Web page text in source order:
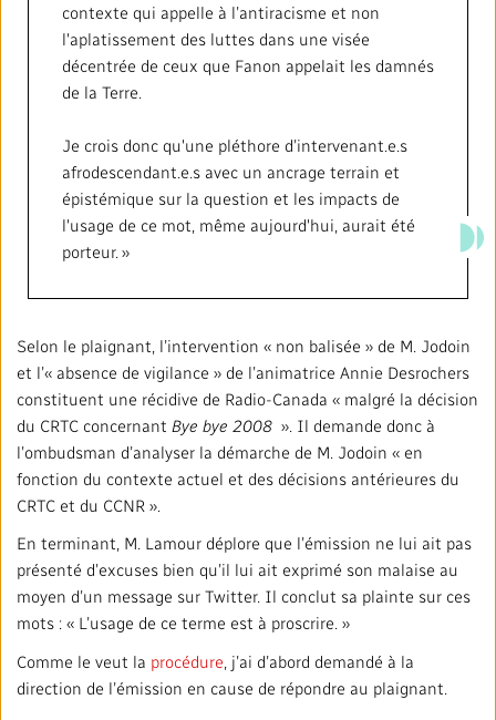
contexte qui appelle à l’antiracisme et non
l'aplatissement des luttes dans une visée
décentrée de ceux que Fanon appelait les damnés
de la Terre.
Je crois donc qu'une pléthore d’intervenant.e.s
afrodescendant.e.s avec un ancrage terrain et
épistémique sur la question et les impacts de
l'usage de ce mot, même aujourd'hui, aurait été
porteur. »
Selon le plaignant, l’intervention « non balisée » de M. Jodoin
et l’« absence de vigilance » de l’animatrice Annie Desrochers
constituent une récidive de Radio-Canada « malgré la décision
du CRTC concernant Bye bye 2008 ». Il demande donc à
l’ombudsman d’analyser la démarche de M. Jodoin « en
fonction du contexte actuel et des décisions antérieures du
CRTC et du CCNR ».
En terminant, M. Lamour déplore que l’émission ne lui ait pas
présenté d’excuses bien qu’il lui ait exprimé son malaise au
moyen d’un message sur Twitter. Il conclut sa plainte sur ces
mots : « L’usage de ce terme est à proscrire. »
Comme le veut la procédure , j’ai d’abord demandé à la
direction de l’émission en cause de répondre au plaignant.